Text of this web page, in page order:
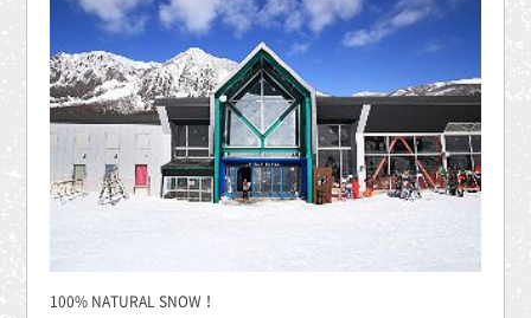
100% NATURAL SNOW！